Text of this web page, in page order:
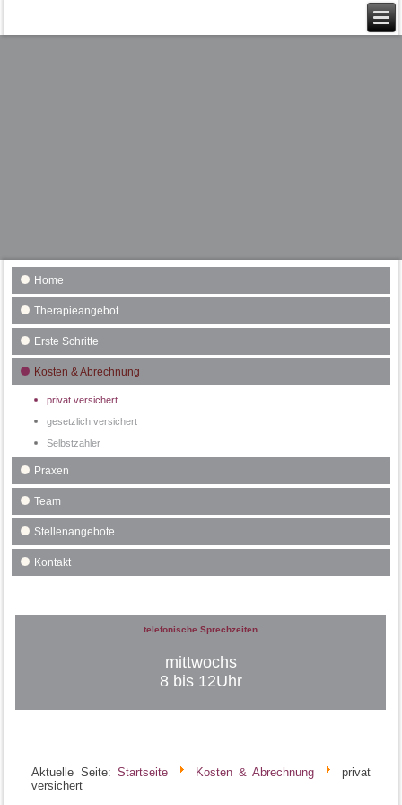
Home
Therapieangebot
Erste Schritte
Kosten & Abrechnung
privat versichert
gesetzlich versichert
Selbstzahler
Praxen
Team
Stellenangebote
Kontakt
telefonische Sprechzeiten
mittwochs
8 bis 12Uhr
Aktuelle Seite: Startseite Kosten & Abrechnung
privat
versichert